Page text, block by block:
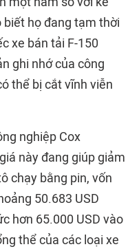
biết họ đang tạm thời
xe bán tải F-150
ghi nhớ của công
thể bị cắt vĩnh viễn
nghiệp Cox
này đang giúp giảm
chạy bằng pin, vốn
50.683 USD
hơn 65.000 USD vào
thể của các loại xe